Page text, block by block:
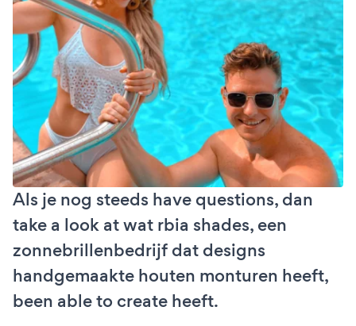
Als je nog steeds have questions, dan
take a look at wat rbia shades, een
zonnebrillenbedrijf dat designs
handgemaakte houten monturen heeft,
been able to create heeft.